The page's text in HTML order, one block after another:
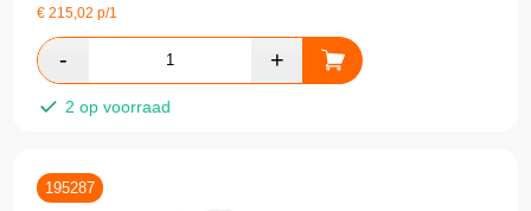
€215,02 p/1
2 op voorraad
195287